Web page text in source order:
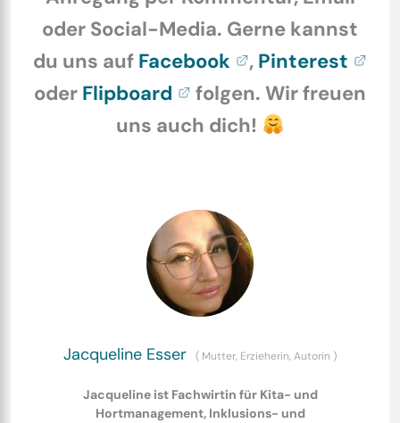
oder Social-Media. Gerne kannst
du uns auf Facebook , Pinterest
oder Flipboard
folgen. Wir freuen
uns auch dich!
Jacqueline Esser ( Mutter, Erzieherin, Autorin )
Jacqueline ist Fachwirtin für Kita- und
Hortmanagement, Inklusions- und